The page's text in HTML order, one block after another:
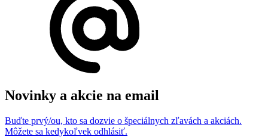
Novinky a akcie na email
Buďte prvý/ou, kto sa dozvie o špeciálnych zľavách a akciách.
Môžete sa kedykoľvek odhlásiť.